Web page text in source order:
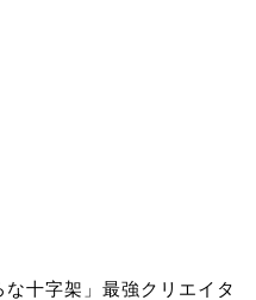
十字架」最強クリエイタ